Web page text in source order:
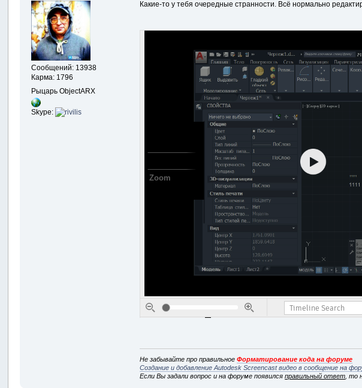
Сообщений: 13938
Карма: 1796
Рыцарь ObjectARX
Skype:
Какие-то у тебя очередные странности. Всё нормально
Не забывайте про правильноеФорматирование кода на форуме
Создание и добавление Autodesk Screencast видео в сообщение на
Если Вы задали вопрос и на форуме появилсяправильный ответ , то